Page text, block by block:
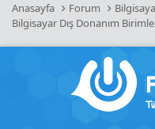
Anasayfa Forum
Bilgisayar Dış Donanım